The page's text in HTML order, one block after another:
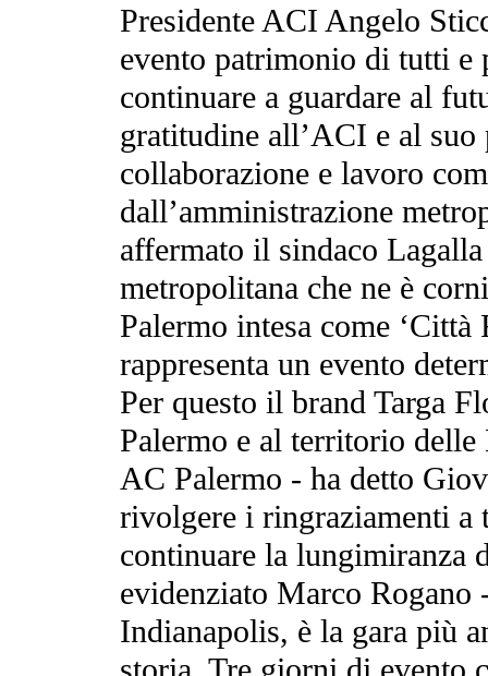
Presidente ACI Angelo
evento patrimonio di tutti e
continuare a guardare al
gratitudine all’ACI e al suo
collaborazione e lavoro
dall’amministrazione
affermato il sindaco
metropolitana che ne è
Palermo intesa come
rappresenta un evento
Per questo il brand Targa
Palermo e al territorio
AC Palermo - ha detto
rivolgere i ringraziamenti a
continuare la lungimiranza
evidenziato Marco Rogano
Indianapolis, è la gara più